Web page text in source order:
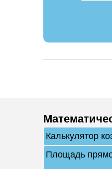
Калькулятор
Площадь